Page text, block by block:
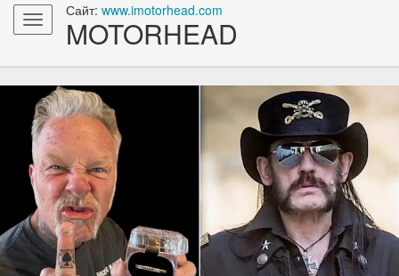
Toggle
navigation
Сайт: www.imotorhead.com
MOTORHEAD